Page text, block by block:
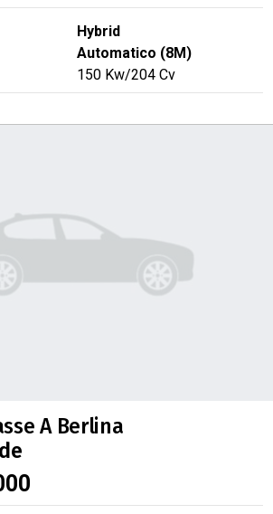
Hybrid
Automatico (8M)
150 Kw/204 Cv
A Berlina